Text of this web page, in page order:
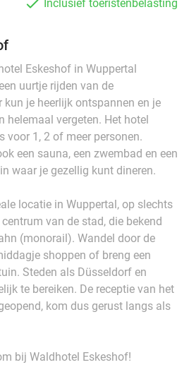
Inclusief toeristenbelasting
Eskeshof in Wuppertal
uurtje rijden van de
kun je heerlijk ontspannen en je
helemaal vergeten. Het hotel
voor 1, 2 of meer personen.
een sauna, een zwembad en een
waar je gezellig kunt dineren.
locatie in Wuppertal, op slechts
van de stad, die bekend
(monorail). Wandel door de
shoppen of breng een
Steden als Düsseldorf en
te bereiken. De receptie van het
kom dus gerust langs als
bij Waldhotel Eskeshof!